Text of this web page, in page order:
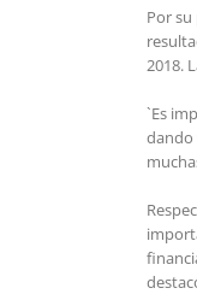
Por
2018.
`Es
dando